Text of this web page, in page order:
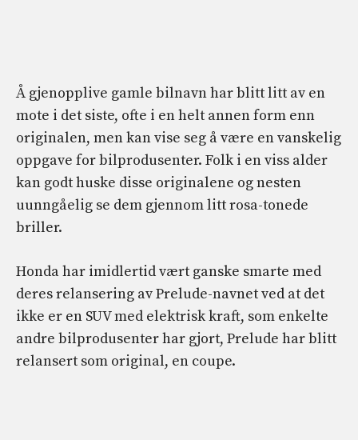
Å gjenopplive gamle bilnavn har blitt litt av en
mote i det siste, ofte i en helt annen form enn
originalen, men kan vise seg å være en vanskelig
oppgave for bilprodusenter. Folk i en viss alder
kan godt huske disse originalene og nesten
uunngåelig se dem gjennom litt rosa-tonede
briller.
Honda har imidlertid vært ganske smarte med
deres relansering av Prelude-navnet ved at det
ikke er en SUV med elektrisk kraft, som enkelte
andre bilprodusenter har gjort, Prelude har blitt
relansert som original, en coupe.